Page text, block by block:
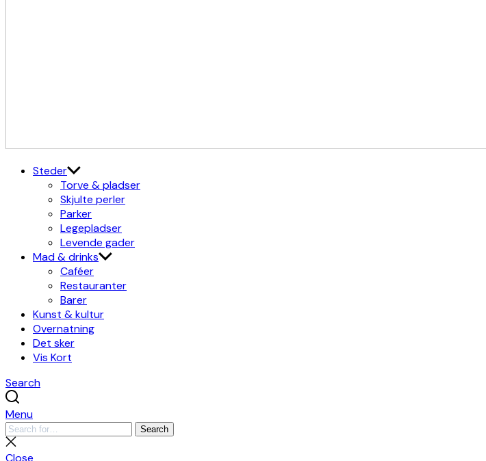
Steder
Torve & pladser
Skjulte perler
Parker
Legepladser
Levende gader
Mad & drinks
Caféer
Restauranter
Barer
Kunst & kultur
Overnatning
Det sker
Vis Kort
Search
Menu
Search
for:
Search
Close
search
Close